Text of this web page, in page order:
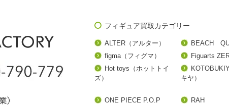
フィギュア買取カテゴリー
ALTER（アルター） BEACH
figma（フィグマ）
Figuarts
Hot toys（ホットトイ
ズ）
キヤ）
ONE PIECE P.O.P RAH